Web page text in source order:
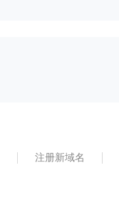
注册新域名